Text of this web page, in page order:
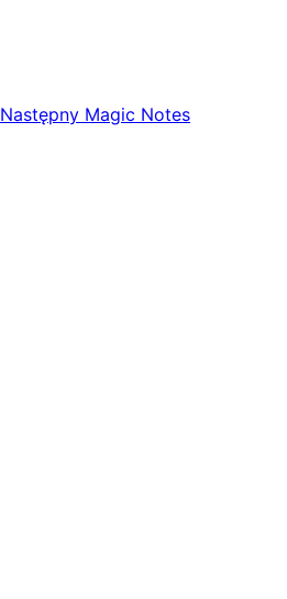
Następny Magic Notes